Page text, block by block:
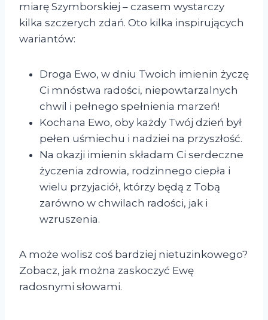
miarę Szymborskiej – czasem wystarczy
kilka szczerych zdań. Oto kilka inspirujących
wariantów:
Droga Ewo, w dniu Twoich imienin życzę
Ci mnóstwa radości, niepowtarzalnych
chwil i pełnego spełnienia marzeń!
Kochana Ewo, oby każdy Twój dzień był
pełen uśmiechu i nadziei na przyszłość.
Na okazji imienin składam Ci serdeczne
życzenia zdrowia, rodzinnego ciepła i
wielu przyjaciół, którzy będą z Tobą
zarówno w chwilach radości, jak i
wzruszenia.
A może wolisz coś bardziej nietuzinkowego?
Zobacz, jak można zaskoczyć Ewę
radosnymi słowami.